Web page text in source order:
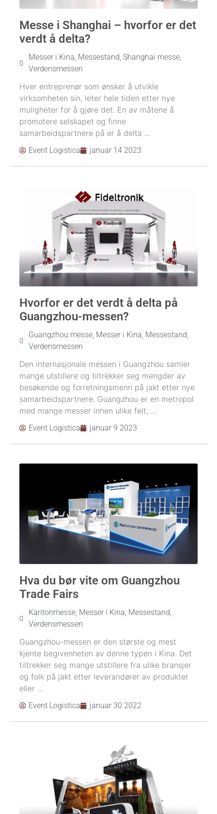
Messe i Shanghai – hvorfor er det
verdt å delta?
Messer i Kina Messestand Shanghai messe
Verdensmessen
Hver entreprenør som ønsker å utvikle
virksomheten sin, leter hele tiden etter nye
muligheter for å gjøre det. En av måtene å
promotere selskapet og finne
samarbeidspartnere på er å delta ...
Event Logistica januar 14 2023
Hvorfor er det verdt å delta på
Guangzhou-messen?
Guangzhou messe, Messer i Kina, Messestand,
Verdensmessen
Den internasjonale messen i Guangzhou samler
mange utstillere og tiltrekker seg mengder av
besøkende og forretningsmenn på jakt etter nye
samarbeidspartnere. Guangzhou er en metropol
med mange messer innen ulike felt, ...
Event Logistica januar 9 2023
Hva du bør vite om Guangzhou
Trade Fairs
Kantonmesse, Messer i Kina, Messestand,
Verdensmessen
Guangzhou-messen er den største og mest
kjente begivenheten av denne typen i Kina. Det
tiltrekker seg mange utstillere fra ulike bransjer
og folk på jakt etter leverandører av produkter
eller ...
Event Logistica januar 30 2022